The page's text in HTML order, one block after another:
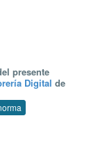
presente
Digital de